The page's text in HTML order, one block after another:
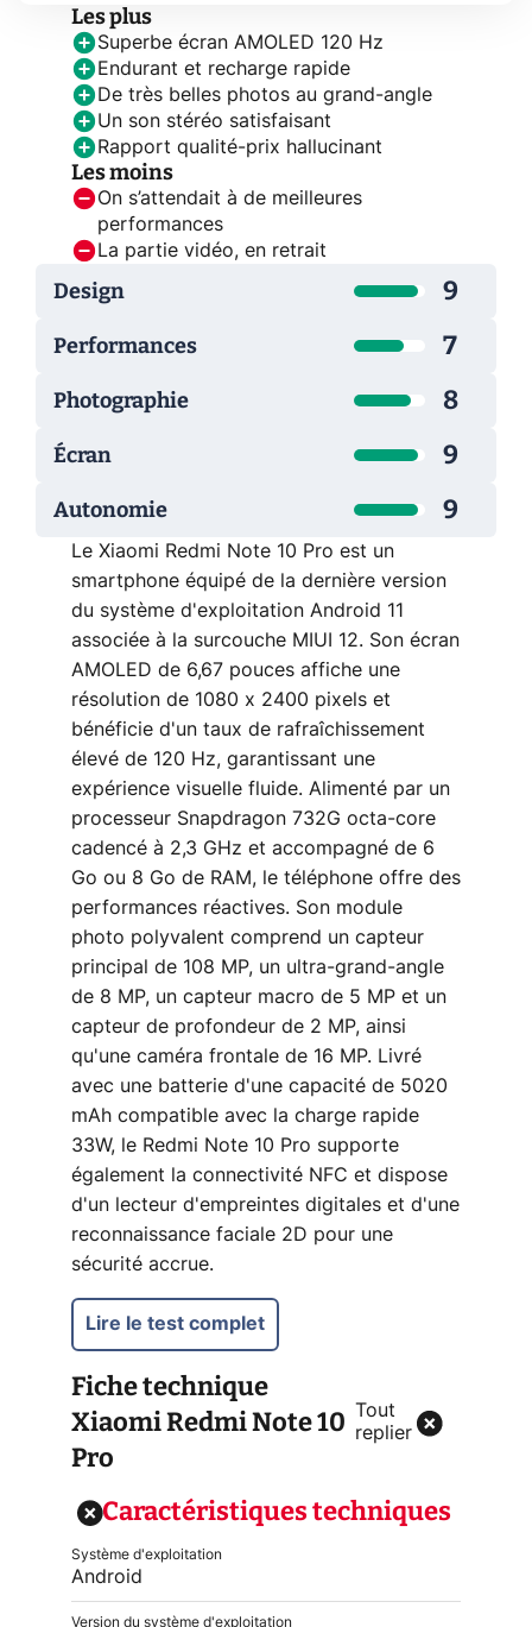
Les plus
Superbe écran AMOLED 120 Hz
Endurant et recharge rapide
De très belles photos au grand-angle
Un son stéréo satisfaisant
Rapport qualité-prix hallucinant
Les moins
On s’attendait à de meilleures
performances
La partie vidéo, en retrait
Design 9
Performances 7
Photographie 8
Écran 9
Autonomie 9
Le Xiaomi Redmi Note 10 Pro est un
smartphone équipé de la dernière version
du système d'exploitation Android 11
associée à la surcouche MIUI 12. Son écran
AMOLED de 6,67 pouces affiche une
résolution de 1080 x 2400 pixels et
bénéficie d'un taux de rafraîchissement
élevé de 120 Hz, garantissant une
expérience visuelle fluide. Alimenté par un
processeur Snapdragon 732G octa-core
cadencé à 2,3 GHz et accompagné de 6
Go ou 8 Go de RAM, le téléphone offre des
performances réactives. Son module
photo polyvalent comprend un capteur
principal de 108 MP, un ultra-grand-angle
de 8 MP, un capteur macro de 5 MP et un
capteur de profondeur de 2 MP, ainsi
qu'une caméra frontale de 16 MP. Livré
avec une batterie d'une capacité de 5020
mAh compatible avec la charge rapide
33W, le Redmi Note 10 Pro supporte
également la connectivité NFC et dispose
d'un lecteur d'empreintes digitales et d'une
reconnaissance faciale 2D pour une
sécurité accrue.
Lire le test complet
Fiche technique
Xiaomi Redmi Note 10
Pro
Tout
replier
Caractéristiques techniques
Système d'exploitation
Android
Version du système d'exploitation